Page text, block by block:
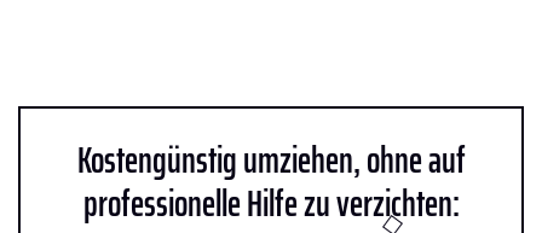
Kostengünstig umziehen, ohne auf
professionelle Hilfe zu verzichten: